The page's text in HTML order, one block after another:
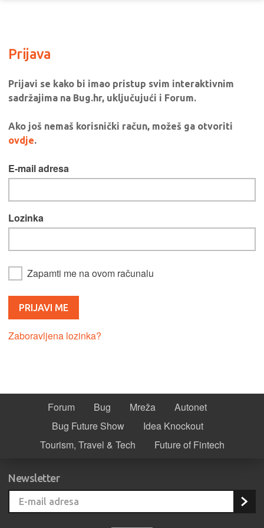
Prijava
Prijavi se kako bi imao pristup svim interaktivnim
sadržajima na Bug.hr, uključujući i Forum.
Ako još nemaš korisnički račun, možeš ga otvoriti
ovdje.
E-mail adresa
Lozinka
Zapamti me na ovom računalu
Zaboravljena lozinka?
Forum Bug Mreža
Autonet
Bug Future Show
Idea Knockout
Tourism, Travel & Tech
Future of Fintech
Newsletter